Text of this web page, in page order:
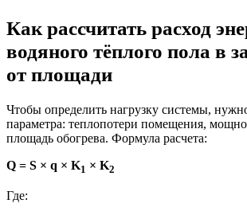
Как рассчитать расход
водяного тёплого пола в
от площади
Чтобы определить нагрузку системы,
параметра: теплопотери помещения,
площадь обогрева. Формула расчета:
Q = S × q × K1 × K2
Где: